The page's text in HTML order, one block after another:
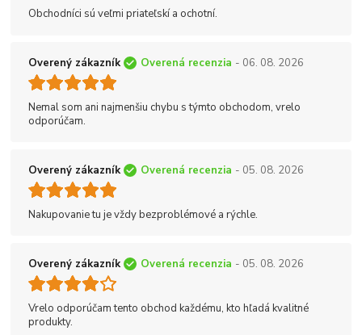
Obchodníci sú veľmi priateľskí a ochotní.
Overený zákazník Overená recenzia - 06. 08. 2026
Nemal som ani najmenšiu chybu s týmto obchodom, vrelo
odporúčam.
Overený zákazník Overená recenzia - 05. 08. 2026
Nakupovanie tu je vždy bezproblémové a rýchle.
Overený zákazník Overená recenzia - 05. 08. 2026
Vrelo odporúčam tento obchod každému, kto hľadá kvalitné
produkty.